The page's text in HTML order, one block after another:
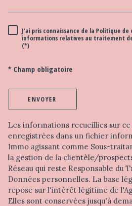
J'ai pris connaissance de la Politique
informations relatives au traitement
(*)
* Champ obligatoire
ENVOYER
Les informations recueillies sur
enregistrées dans un fichier
Immo agissant comme Sous-
la gestion de la clientèle/
Réseau qui reste Responsable du
Données personnelles. La base
repose sur l'intérêt légitime de
Elles sont conservées jusqu'à